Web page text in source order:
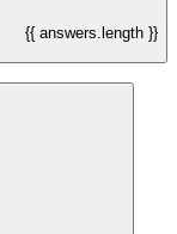
{{ answers.length }}